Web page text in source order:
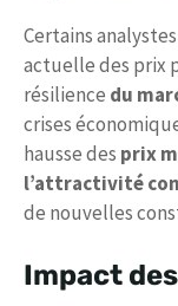
Certains
actuelle des prix
résilience du
crises
hausse des prix
l’attractivité
de nouvelles
Impact